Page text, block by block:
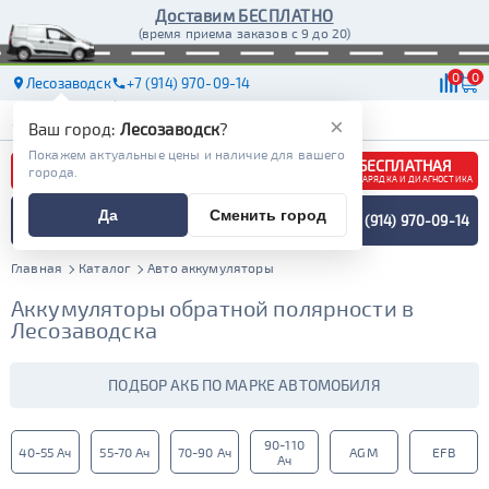
Доставим БЕСПЛАТНО
(время приема заказов с 9 до 20)
Лесозаводск +7 (914) 970-09-14 0 0
АКБ ДОСТАВКА
БЕСПЛАТНАЯ
ЗАРЯДКА И ДИАГНОСТИКА
ПОДБОР АККУМУЛЯТОРА
СПЕЦИАЛИСТОМ +7 (914) 970-09-14
Главная Каталог Авто аккумуляторы
Аккумуляторы обратной полярности в
Лесозаводска
ПОДБОР АКБ ПО МАРКЕ АВТОМОБИЛЯ
40-55 Ач 55-70 Ач 70-90 Ач
90-110
Ач
AGM EFB
×
Ваш город: Лесозаводск?
Покажем актуальные цены и наличие для вашего
города.
Да Сменить город